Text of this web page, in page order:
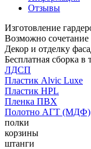
Отзывы
Изготовление
Возможно сочетание
Декор и отделку
Бесплатная сборка в
ЛДСП
Пластик Alvic Luxe
Пластик HPL
Пленка ПВХ
Полотно АГТ (МДФ)
полки
корзины
штанги